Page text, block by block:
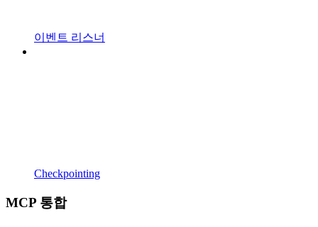
이벤트 리스너
Checkpointing
MCP 통합